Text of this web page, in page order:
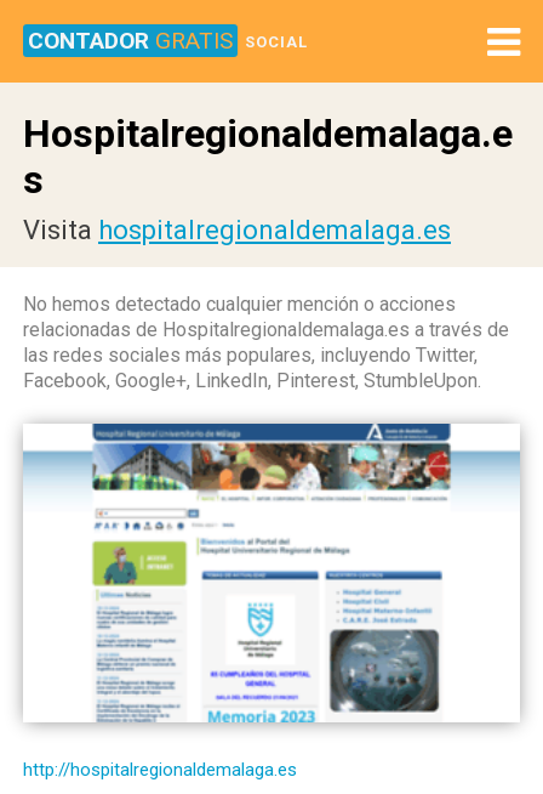
CONTADOR GRATIS SOCIAL
Hospitalregionaldemalaga.e
s
Visita hospitalregionaldemalaga.es
No hemos detectado cualquier mención o acciones
relacionadas de Hospitalregionaldemalaga.es a través de
las redes sociales más populares, incluyendo Twitter,
Facebook, Google+, LinkedIn, Pinterest, StumbleUpon.
http://hospitalregionaldemalaga.es